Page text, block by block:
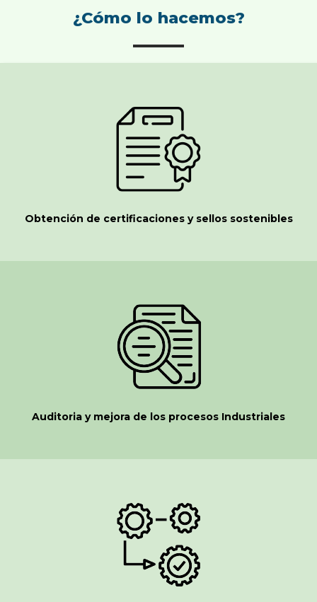
¿Cómo lo hacemos?
Obtención de certificaciones y sellos sostenibles
Auditoria y mejora de los procesos Industriales